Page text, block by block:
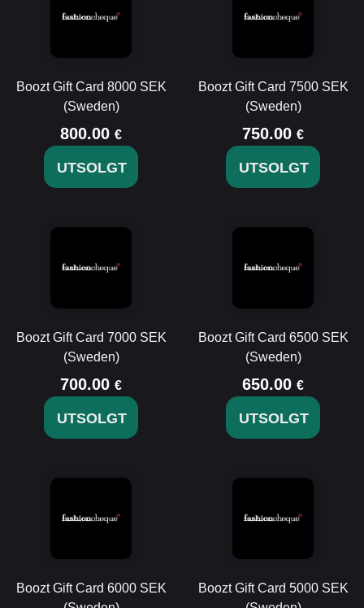
Boozt Gift Card 8000 SEK
(Sweden)
800.00 €
UTSOLGT
Boozt Gift Card 7500 SEK
(Sweden)
750.00 €
UTSOLGT
Boozt Gift Card 7000 SEK
(Sweden)
700.00 €
UTSOLGT
Boozt Gift Card 6500 SEK
(Sweden)
650.00 €
UTSOLGT
Boozt Gift Card 6000 SEK
Boozt Gift Card 5000 SEK